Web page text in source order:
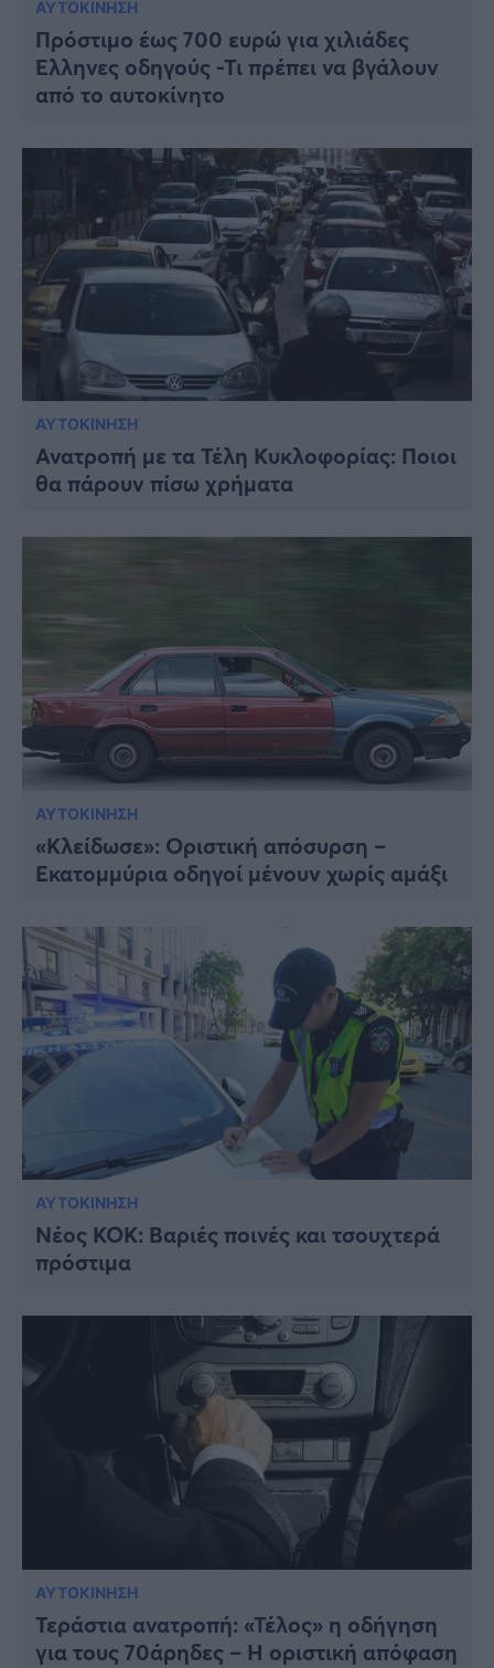
ΑΥΤΟΚΙΝΗΣΗ
Πρόστιμo έως 700 ευρώ για χιλιάδες
Έλληνες οδηγούς -Τι πρέπει να βγάλουν
από το αυτοκίνητο
ΑΥΤΟΚΙΝΗΣΗ
Ανατροπή με τα Τέλη Κυκλοφορίας: Ποιοι
θα πάρουν πίσω χρήματα
ΑΥΤΟΚΙΝΗΣΗ
«Κλείδωσε»: Οριστική απόσυρση –
Εκατομμύρια οδηγοί μένουν χωρίς αμάξι
ΑΥΤΟΚΙΝΗΣΗ
Νέος ΚΟΚ: Βαριές ποινές και τσουχτερά
πρόστιμα
ΑΥΤΟΚΙΝΗΣΗ
Τεράστια ανατροπή: «Τέλος» η οδήγηση
για τους 70άρηδες – Η οριστική απόφαση